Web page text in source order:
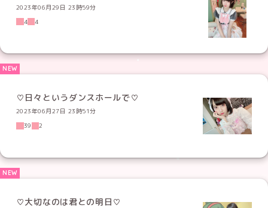
2023年06月29日 23時59分
4
4
♡日々というダンスホールで♡
2023年06月27日 23時51分
39
2
♡大切なのは君との明日♡